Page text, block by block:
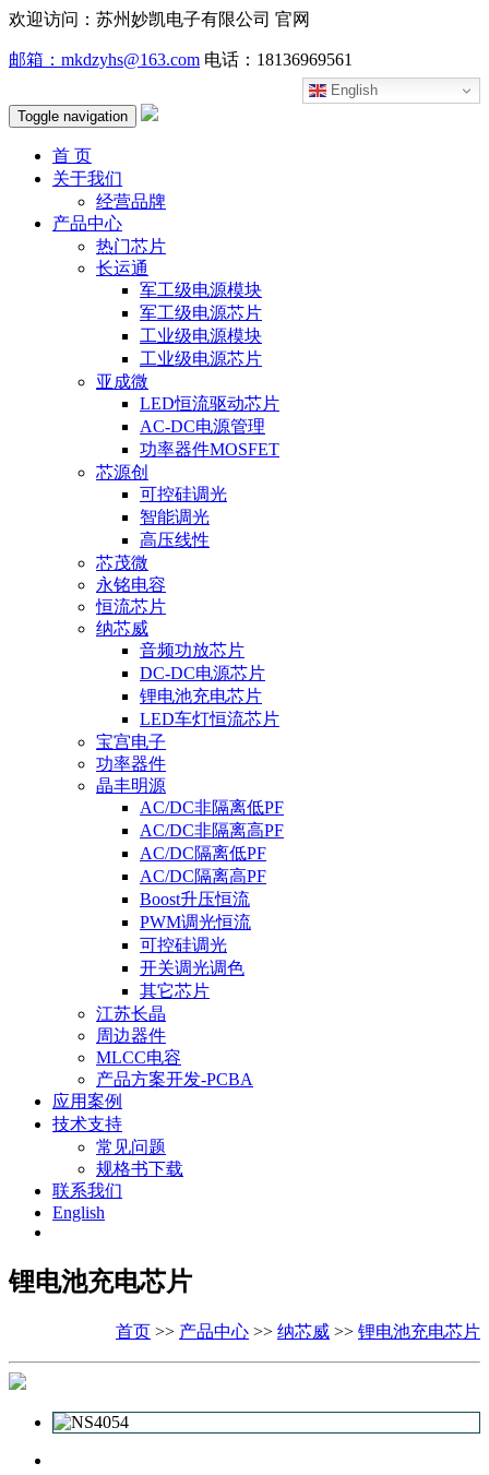
欢迎访问：苏州妙凯电子有限公司 官网
邮箱：mkdzyhs@163.com 电话：18136969561
English
Toggle navigation
首 页
关于我们
经营品牌
产品中心
热门芯片
长运通
军工级电源模块
军工级电源芯片
工业级电源模块
工业级电源芯片
亚成微
LED恒流驱动芯片
AC-DC电源管理
功率器件MOSFET
芯源创
可控硅调光
智能调光
高压线性
芯茂微
永铭电容
恒流芯片
纳芯威
音频功放芯片
DC-DC电源芯片
锂电池充电芯片
LED车灯恒流芯片
宝宫电子
功率器件
晶丰明源
AC/DC非隔离低PF
AC/DC非隔离高PF
AC/DC隔离低PF
AC/DC隔离高PF
Boost升压恒流
PWM调光恒流
可控硅调光
开关调光调色
其它芯片
江苏长晶
周边器件
MLCC电容
产品方案开发-PCBA
应用案例
技术支持
常见问题
规格书下载
联系我们
English
锂电池充电芯片
首页 >> 产品中心 >> 纳芯威 >> 锂电池充电芯片